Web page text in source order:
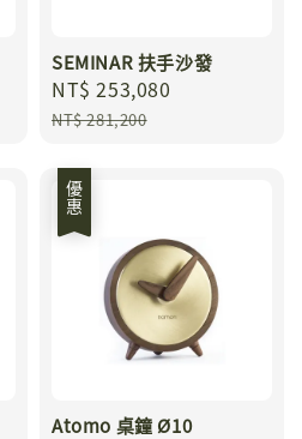
SEMINAR 扶手沙發
Sale
price
NT$ 253,080
NT$ 281,200
優惠
Atomo 桌鐘 Ø10